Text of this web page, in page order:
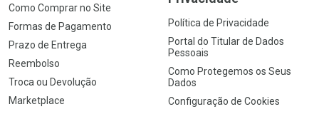
Como Comprar no Site
Formas de Pagamento
Prazo de Entrega
Reembolso
Troca ou Devolução
Marketplace
Política de Privacidade
Portal do Titular de Dados
Pessoais
Como Protegemos os Seus
Dados
Configuração de Cookies